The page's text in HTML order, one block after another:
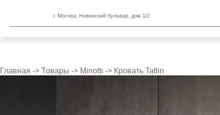
г. Москва, Новинский бульвар, дом 1/2
Главная -> Товары -> Minotti -> Кровать Tatlin